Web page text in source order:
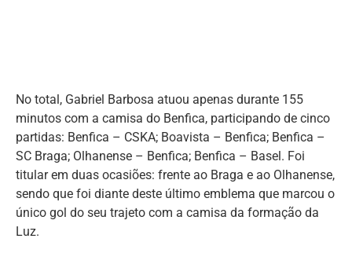
No total, Gabriel Barbosa atuou apenas durante 155
minutos com a camisa do Benfica, participando de cinco
partidas: Benfica – CSKA; Boavista – Benfica; Benfica –
SC Braga; Olhanense – Benfica; Benfica – Basel. Foi
titular em duas ocasiões: frente ao Braga e ao Olhanense,
sendo que foi diante deste último emblema que marcou o
único gol do seu trajeto com a camisa da formação da
Luz.